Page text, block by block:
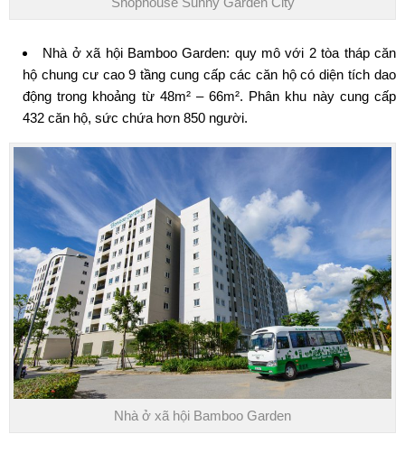
Nhà ở xã hội Bamboo Garden: quy mô với 2 tòa tháp căn
hộ chung cư cao 9 tầng cung cấp các căn hộ có diện tích dao
động trong khoảng từ 48m² – 66m². Phân khu này cung cấp
432 căn hộ, sức chứa hơn 850 người.
Nhà ở xã hội Bamboo Garden